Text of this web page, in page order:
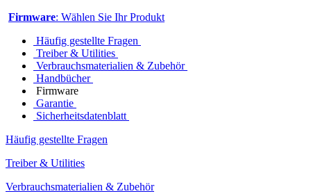
Firmware: Wählen Sie Ihr Produkt
Häufig gestellte Fragen
Treiber & Utilities
Verbrauchsmaterialien & Zubehör
Handbücher
Firmware
Garantie
Sicherheitsdatenblatt
Häufig gestellte Fragen
Treiber & Utilities
Verbrauchsmaterialien & Zubehör